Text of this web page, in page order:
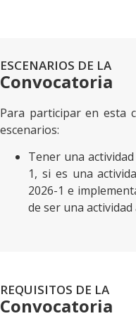
ESCENARIOS DE LA
Convocatoria
Para participar en esta
escenarios:
Tener una
1, si es una
2026-1 e
de ser una actividad
REQUISITOS DE LA
Convocatoria